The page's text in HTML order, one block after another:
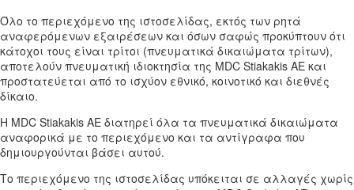
Όλο το περιεχόμενο της ιστοσελίδας, εκτός των ρητά
αναφερόμενων εξαιρέσεων και όσων σαφώς προκύπτουν ότι
κάτοχοι τους είναι τρίτοι (πνευματικά δικαιώματα τρίτων),
αποτελούν πνευματική ιδιοκτησία της MDC Stiakakis AE και
προστατεύεται από το ισχύον εθνικό, κοινοτικό και διεθνές
δίκαιο.
Η MDC Stiakakis AE διατηρεί όλα τα πνευματικά δικαιώματα
αναφορικά με το περιεχόμενο και τα αντίγραφα που
δημιουργούνται βάσει αυτού.
Το περιεχόμενο της ιστοσελίδας υπόκειται σε αλλαγές χωρίς